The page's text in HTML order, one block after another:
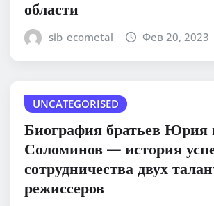
области
sib_ecometal Фев 20, 2023
UNCATEGORISED
Биография братьев Юрия
Соломинов — история
сотрудничества двух
режиссеров